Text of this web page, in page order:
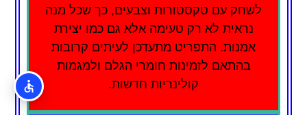
לשחק עם טקסטורות וצבעים, כך שכל מנה
נראית לא רק טעימה אלא גם כמו יצירת
אמנות. התפריט מתעדכן לעיתים קרובות
בהתאם לזמינות חומרי הגלם ולמגמות
קולינריות חדשות.